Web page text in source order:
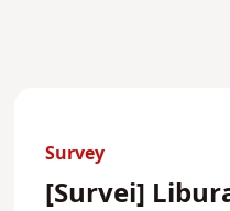
Survey
[Survei]